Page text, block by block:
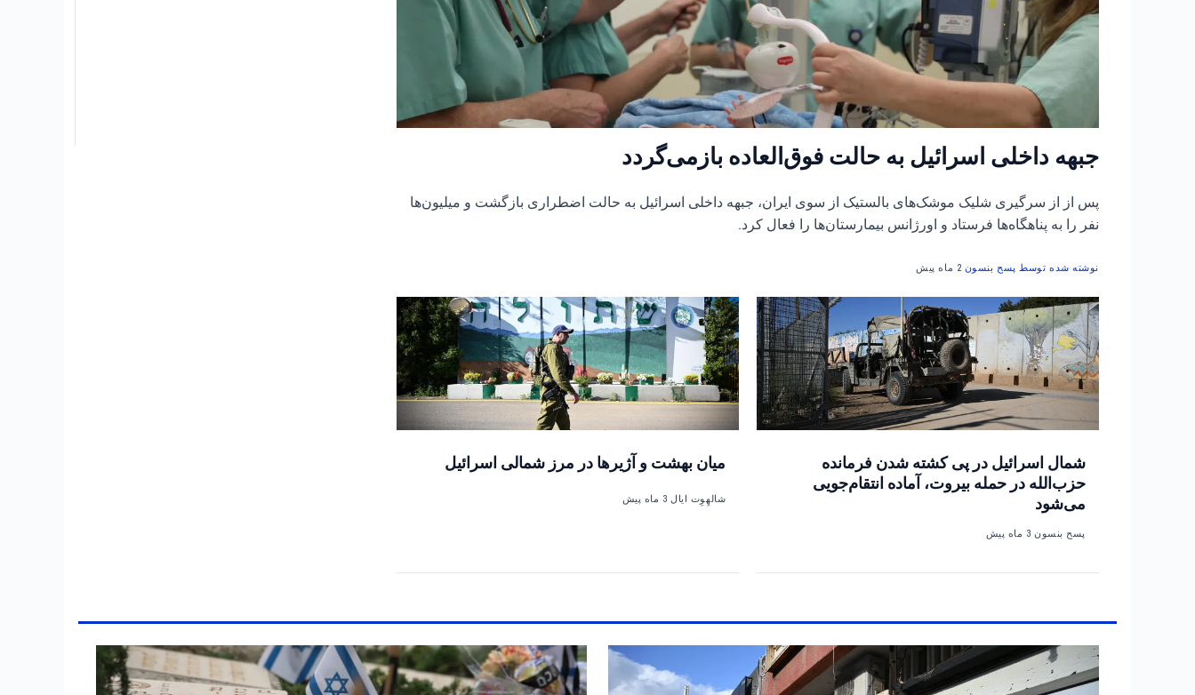
جبهه داخلی اسرائیل به حالت فوق‌العاده بازمی‌گردد
پس از از سرگیری شلیک موشک‌های بالستیک از سوی ایران، جبهه داخلی اسرائیل به حالت اضطراری بازگشت و میلیون‌ها
نفر را به پناهگاه‌ها فرستاد و اورژانس بیمارستان‌ها را فعال کرد.
نوشته شده توسط پسح بنسون2 ماه پیش
شمال اسرائیل در پی کشته شدن فرمانده
حزب‌الله در حمله بیروت، آماده انتقام‌جویی
می‌شود
پسح بنسون 3 ماه پیش
میان بهشت و آژیرها در مرز شمالی اسرائیل
شالهِوِت ایال 3 ماه پیش